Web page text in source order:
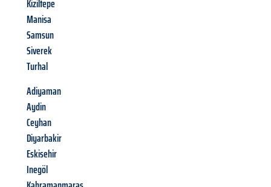
Kiziltepe
Manisa
Samsun
Siverek
Turhal
Adiyaman
Aydin
Ceyhan
Diyarbakir
Eskisehir
Inegöl